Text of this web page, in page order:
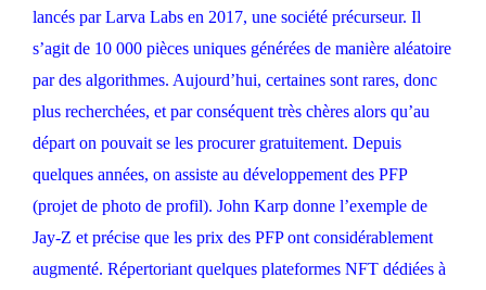
lancés par Larva Labs en 2017, une société précurseur. Il
s’agit de 10 000 pièces uniques générées de manière aléatoire
par des algorithmes. Aujourd’hui, certaines sont rares, donc
plus recherchées, et par conséquent très chères alors qu’au
départ on pouvait se les procurer gratuitement. Depuis
quelques années, on assiste au développement des PFP
(projet de photo de profil). John Karp donne l’exemple de
Jay-Z et précise que les prix des PFP ont considérablement
augmenté. Répertoriant quelques plateformes NFT dédiées à